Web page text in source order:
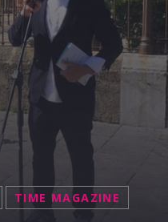
TIME MAGAZINE